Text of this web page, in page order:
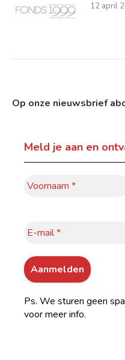
12 april
Op onze nieuwsbrief
Meld je aan en
Ps. We sturen geen
voor meer info.